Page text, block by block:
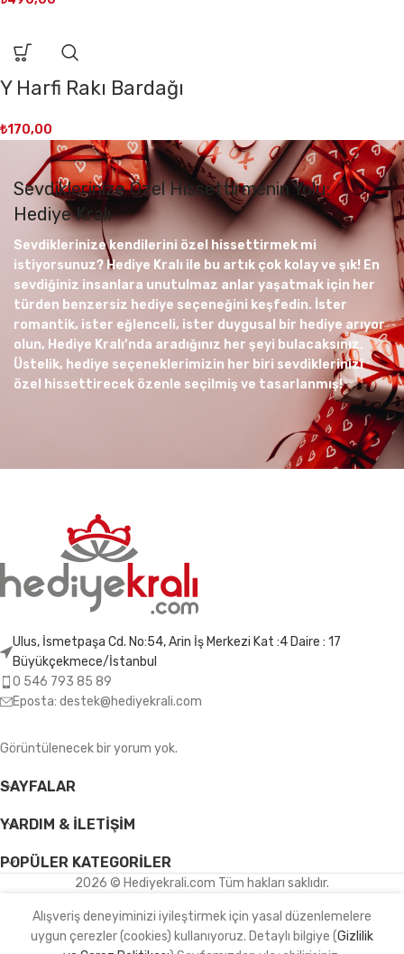
Y Harfi Rakı Bardağı
₺170,00
Sevdiklerinize Özel Hissettirmenin Yolu:
Hediye Kralı
Sevdiklerinize kendilerini özel hissettirmek mi
istiyorsunuz? Hediye Kralı ile bu artık çok kolay ve şık! En
sevdiğiniz insanlara unutulmaz anlar yaşatmak için her
türden benzersiz hediye seçeneğini keşfedin. İster
romantik, ister eğlenceli, ister duygusal bir hediye arıyor
olun, Hediye Kralı’nda aradığınız her şeyi bulacaksınız.
Üstelik, hediye seçeneklerimizin her biri sevdiklerinizi
özel hissettirecek özenle seçilmiş ve tasarlanmış!
Ulus, İsmetpaşa Cd. No:54, Arin İş Merkezi Kat :4 Daire : 17
Büyükçekmece/İstanbul
0 546 793 85 89
Eposta: destek@hediyekrali.com
Görüntülenecek bir yorum yok.
SAYFALAR
YARDIM & İLETIŞIM
POPÜLER KATEGORILER
2026 © Hediyekrali.com Tüm hakları saklıdır.
Alışveriş deneyiminizi iyileştirmek için yasal düzenlemelere
uygun çerezler (cookies) kullanıyoruz. Detaylı bilgiye (Gizlilik